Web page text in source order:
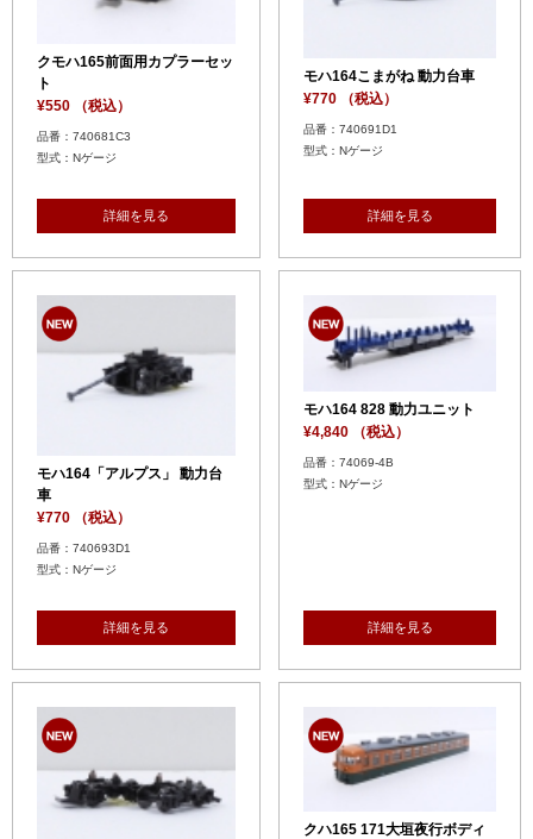
クモハ165前面用カプラーセッ
ト
¥550 （税込）
品番：740681C3
型式：Nゲージ
詳細を見る
モハ164こまがね 動力台車
¥770 （税込）
品番：740691D1
型式：Nゲージ
詳細を見る
モハ164「アルプス」 動力台
車
¥770 （税込）
品番：740693D1
型式：Nゲージ
詳細を見る
モハ164 828 動力ユニット
¥4,840 （税込）
品番：74069-4B
型式：Nゲージ
詳細を見る
クハ165 171大垣夜行ボディ